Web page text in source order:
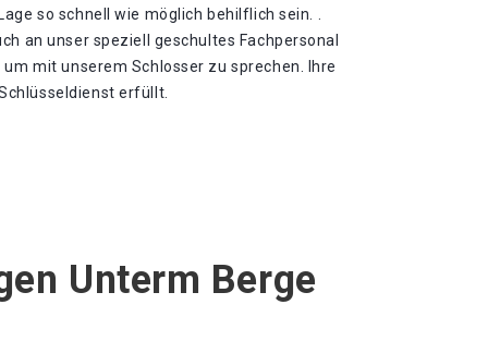
so schnell wie möglich behilflich sein. .
an unser speziell geschultes Fachpersonal
mit unserem Schlosser zu sprechen. Ihre
erfüllt.
Unterm Berge